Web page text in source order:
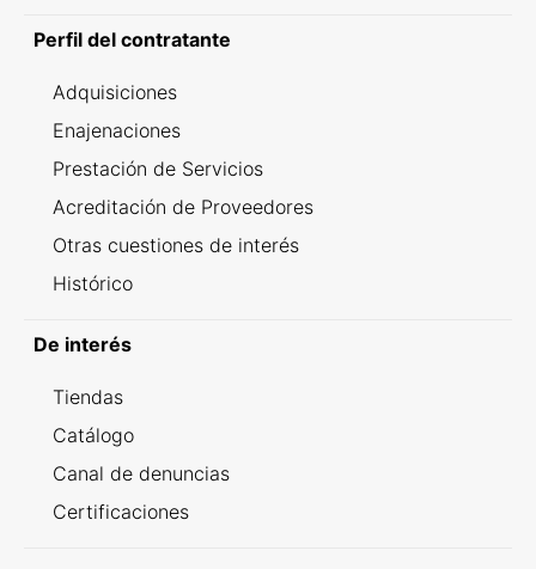
Perfil del contratante
Adquisiciones
Enajenaciones
Prestación de Servicios
Acreditación de Proveedores
Otras cuestiones de interés
Histórico
De interés
Tiendas
Catálogo
Canal de denuncias
Certificaciones